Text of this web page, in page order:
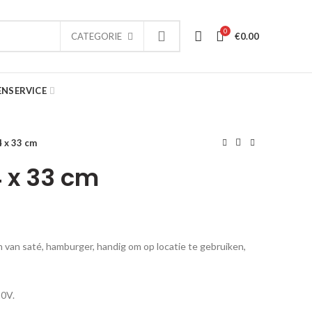
CATEGORIE 0 €0.00
x 33 cm
33 cm
saté, hamburger, handig om op locatie te gebruiken,